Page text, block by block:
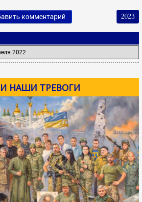
комментарий
2022
2023
НАШИ ТРЕВОГИ